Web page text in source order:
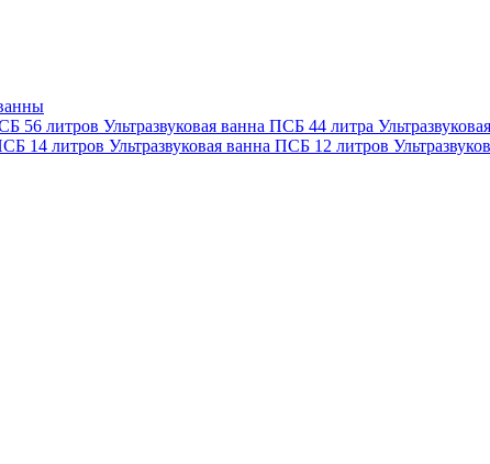
56 литров Ультразвуковая ванна ПСБ 44 литра
14 литров Ультразвуковая ванна ПСБ 12 литров